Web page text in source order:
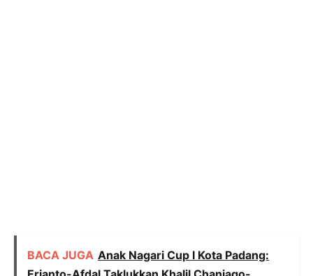
BACA JUGA Anak Nagari Cup I Kota Padang: